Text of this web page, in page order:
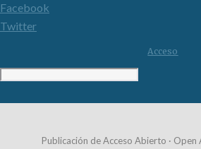
Facebook
Twitter
Acceso
Publicación de Acceso Abierto · Open